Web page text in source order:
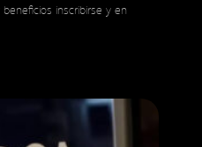
inscribirse y en